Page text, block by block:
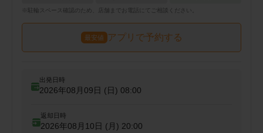
※ スペース確認のため、店舗までお電話にてご相談ください。
最安値 アプリで予約する
出発日時
2026年08月09日 (日) 08:00
返却日時
2026年08月10日 (月) 20:00